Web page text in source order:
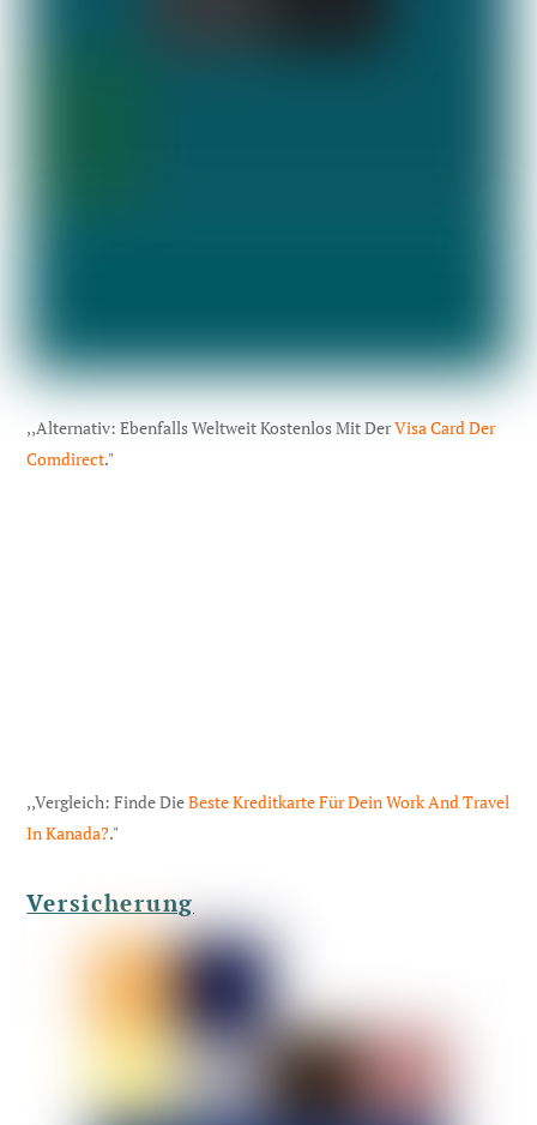
,,Alternativ: Ebenfalls Weltweit Kostenlos Mit DerVisa Card Der
Comdirect."
,,Vergleich: Finde DieBeste Kreditkarte Für Dein Work And Travel
In Kanada?."
Versicherung